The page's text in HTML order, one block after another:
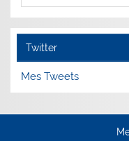
Twitter
Mes Tweets